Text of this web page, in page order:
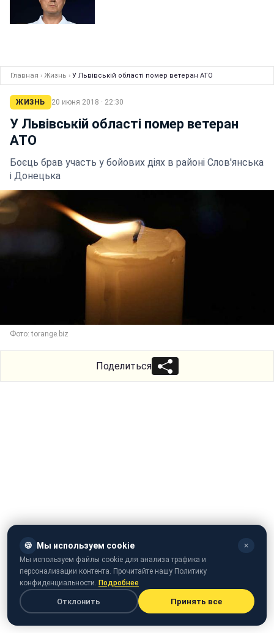
Главная › Жизнь › У Львівській області помер ветеран АТО
ЖИЗНЬ 20 июня 2018 · 22:30
У Львівській області помер ветеран
АТО
Боєць брав участь у бойових діях в районі Слов'янська
і Донецька
Фото: torange.biz
Поделиться
🍪 Мы используем cookie ✕
Мы используем файлы cookie для анализа трафика и
персонализации контента. Прочитайте нашу Политику
конфиденциальности. Подробнее
Отклонить Принять все